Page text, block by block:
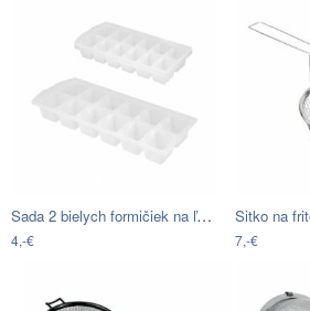
Sada 2 bielych formičiek na ľad…
4,-€ 7,-€